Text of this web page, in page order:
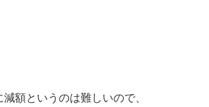
額というのは難しいので、